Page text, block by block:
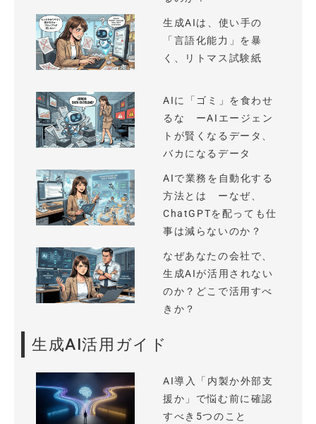
生成AIは、使い手の
「言語化能力」を暴
く、リトマス試験紙
AIに「ゴミ」を食わせ
るな ーAIエージェン
トが賢くなるデータ、
バカになるデータ
AIで業務を自動化する
方法とは ーなぜ、
ChatGPTを配っても仕
事は減らないのか？
なぜあなたの会社で、
生成AIが活用されない
のか？どこで活用すべ
きか？
生成AI活用ガイド
AI導入「内製か外部支
援か」で悩む前に確認
すべき5つのこと